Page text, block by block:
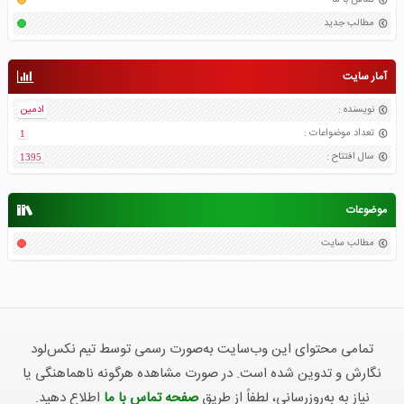
مطالب جدید
آمار سایت
نویسنده :
ادمین
تعداد موضواعات :
1
سال افتتاح :
1395
موضوعات
مطالب سایت
تمامی محتوای این وب‌سایت به‌صورت رسمی توسط تیم نکس‌لود
نگارش و تدوین شده است. در صورت مشاهده هرگونه ناهماهنگی یا
نیاز به به‌روزرسانی، لطفاً از طریقصفحه تماس با ما اطلاع دهید.